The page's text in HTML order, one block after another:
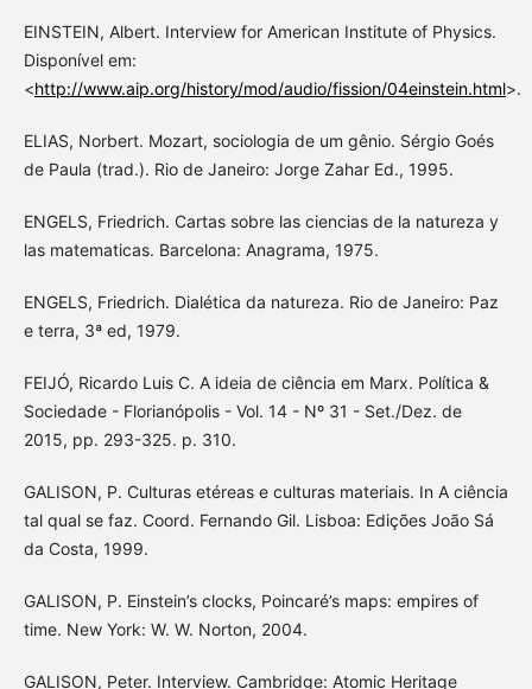
EINSTEIN, Albert. Interview for American Institute of Physics.
Disponível em:
<http://www.aip.org/history/mod/audio/fission/04einstein.html>.
ELIAS, Norbert. Mozart, sociologia de um gênio. Sérgio Goés
de Paula (trad.). Rio de Janeiro: Jorge Zahar Ed., 1995.
ENGELS, Friedrich. Cartas sobre las ciencias de la natureza y
las matematicas. Barcelona: Anagrama, 1975.
ENGELS, Friedrich. Dialética da natureza. Rio de Janeiro: Paz
e terra, 3ª ed, 1979.
FEIJÓ, Ricardo Luis C. A ideia de ciência em Marx. Política &
Sociedade - Florianópolis - Vol. 14 - Nº 31 - Set./Dez. de
2015, pp. 293-325. p. 310.
GALISON, P. Culturas etéreas e culturas materiais. In A ciência
tal qual se faz. Coord. Fernando Gil. Lisboa: Edições João Sá
da Costa, 1999.
GALISON, P. Einstein’s clocks, Poincaré’s maps: empires of
time. New York: W. W. Norton, 2004.
GALISON, Peter. Interview. Cambridge: Atomic Heritage